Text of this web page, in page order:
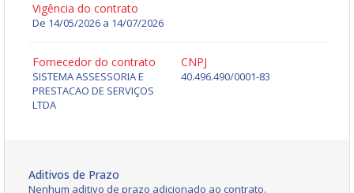
Vigência do contrato
De 14/05/2026 a 14/07/2026
Fornecedor do contrato
SISTEMA ASSESSORIA E
PRESTACAO DE SERVIÇOS
LTDA
CNPJ
40.496.490/0001-83
Aditivos de Prazo
Nenhum aditivo de prazo adicionado ao contrato.